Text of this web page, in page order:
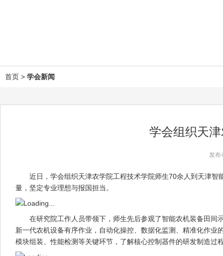
首页 > 学会新闻
学会组织天
发布
近日，学会组织天津农学院工程技术学院师生70余人到天津智
量，坚定专业理想与报国担当。
在研究院工作人员带领下，师生先后参观了智能农机装备田间
新一代农机设备有序作业，自动化操控、数据化监测、精准化作
模块组装、性能检测等关键环节，了解核心控制器件的研发制造过